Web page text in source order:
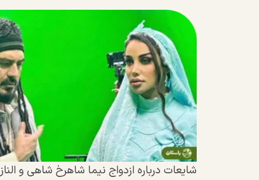
شایعات درباره ازدواج نیما شاهرخ شاهی و الناز